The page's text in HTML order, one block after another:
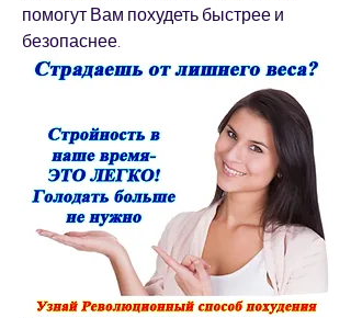
помогут Вам похудеть быстрее и
безопаснее.